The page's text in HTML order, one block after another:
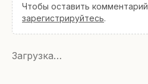
Чтобы оставить комментарий,
зарегистрируйтесь.
Загрузка…